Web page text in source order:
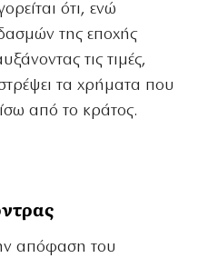
ότι, ενώ
της εποχής
τις τιμές,
τα χρήματα που
από το κράτος.
απόφαση του